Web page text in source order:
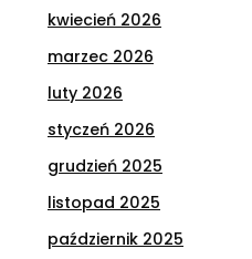
kwiecień 2026
marzec 2026
luty 2026
styczeń 2026
grudzień 2025
listopad 2025
październik 2025